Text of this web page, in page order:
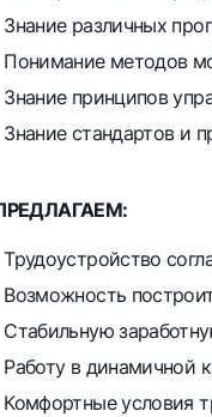
Знание различных
Понимание методов
Знание принципов
Знание стандартов и
Трудоустройство
Возможность
Стабильную
Работу в динамичной
Комфортные условия